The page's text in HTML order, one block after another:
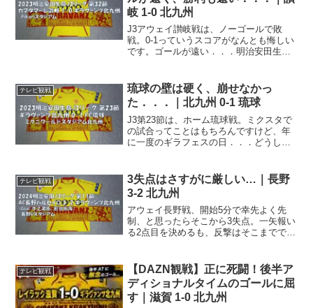
岐 1-0 北九州
J3アウェイ讃岐戦は、ノーゴールで敗
戦。0-1っていうスコアがなんとも悔しい
です。ゴールが遠い．．．明治安田生命
勝ち点差、思いっきり意識し始めます
ね。そして得失点差...
テレビ観戦
琉球の壁は硬く、崩せなかっ
た．．．｜北九州 0-1 琉球
J3第23節は、ホーム琉球戦。ミクスタで
の試合ってことはもちろんですけど、年
に一度のギラフェスの日．．．どうして
治安田生命J3リーグは今節で第23節。今
節はホーム、FC...
テレビ観戦
3失点はさすがに厳しい…｜長野
3-2 北九州
アウェイ長野戦、開始5分で幸先よく先
制、と思ったらそこから3失点。一矢報い
る2点目を決めるも、反撃はそこまででし
巧く波に乗り切れないんですよね。試合
内容は悪くはないけど...
テレビ観戦
【DAZN観戦】正に死闘！後半ア
ディショナルタイムのゴールに屈
す｜滋賀 1-0 北九州